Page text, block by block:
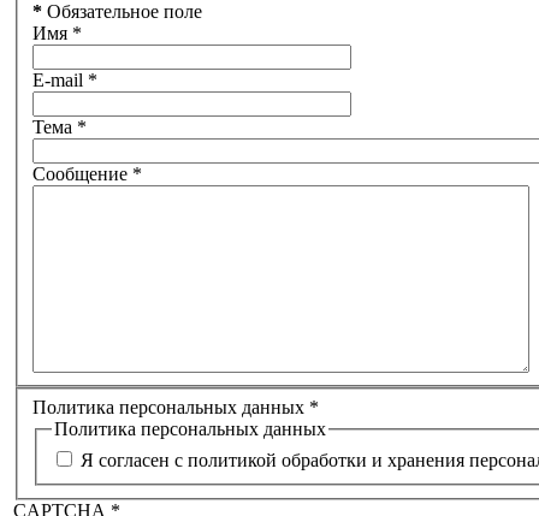
* Обязательное поле
Имя *
E-mail *
Тема *
Сообщение *
Политика персональных данных *
Политика персональных данных
Я согласен с политикой обработки и хранения
CAPTCHA *